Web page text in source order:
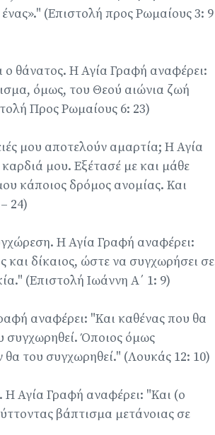
(Επιστολή προς Ρωμαίους 3: 9
ο θάνατος. Η Αγία Γραφή αναφέρει:
όμως, του Θεού αιώνια ζωή
Προς Ρωμαίους 6: 23)
μου αποτελούν αμαρτία; Η Αγία
μου. Εξέτασέ με και μάθε
κάποιος δρόμος ανομίας. Και
24)
Η Αγία Γραφή αναφέρει:
και δίκαιος, ώστε να συγχωρήσει σε
(Επιστολή Ιωάννη Α΄ 1: 9)
αναφέρει: "Και καθένας που θα
συγχωρηθεί. Όποιος όμως
του συγχωρηθεί." (Λουκάς 12: 10)
Αγία Γραφή αναφέρει: "Και (ο
βάπτισμα μετάνοιας σε